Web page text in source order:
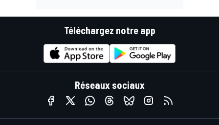
Téléchargez notre app
Réseaux sociaux